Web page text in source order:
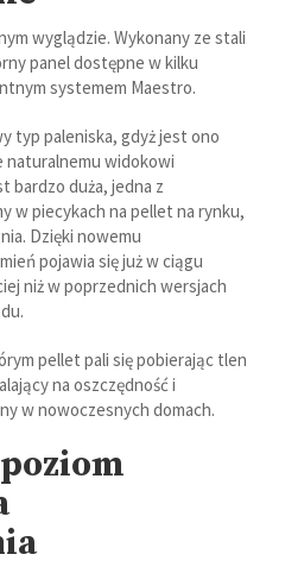
wyglądzie. Wykonany ze stali
panel dostępne w kilku
systemem Maestro.
typ paleniska, gdyż jest ono
naturalnemu widokowi
bardzo duża, jedna z
w piecykach na pellet na rynku,
Dzięki nowemu
pojawia się już w ciągu
niż w poprzednich wersjach
pellet pali się pobierając tlen
na oszczędność i
w nowoczesnych domach.